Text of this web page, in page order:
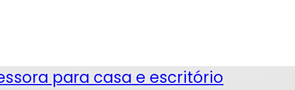
para casa e escritório